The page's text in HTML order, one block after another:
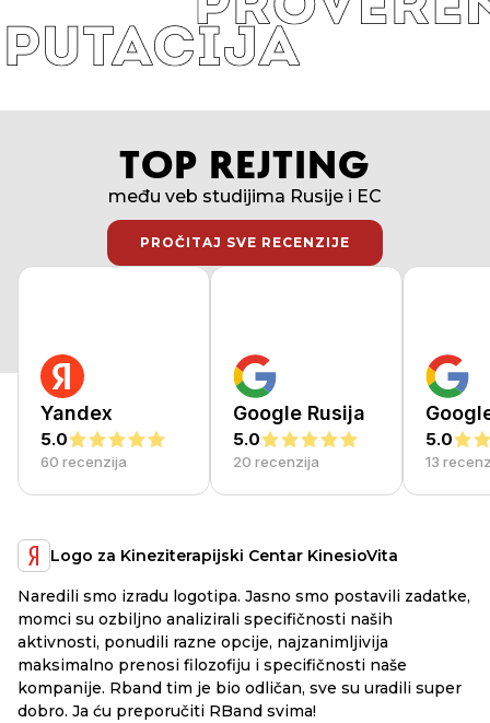
TOP REJTING
među veb studijima Rusije i EC
PROČITAJ SVE RECENZIJE
PROČITAJ SVE RECENZIJE
Yandex
5.0
60 recenzija
Google Rusija
5.0
20 recenzija
5.0
13
Centar KinesioVita
Jasno smo postavili zadatke,
specifičnosti naših
opcije, najzanimljivija
filozofiju i specifičnosti naše
je bio odličan, sve su uradili super
RBand svima!
Moderna
RBand built our
exactly what we
like clockwork and we
justice to our
hesitation